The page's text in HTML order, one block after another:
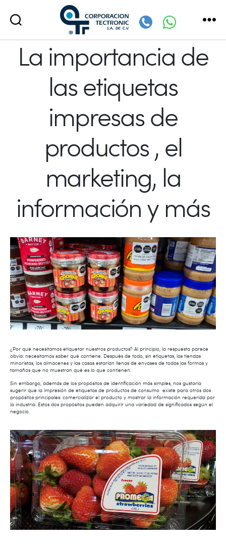
Tectronic
La importancia de
las etiquetas
impresas de
productos , el
marketing, la
información y más
¿Por qué necesitamos etiquetar nuestros productos? Al principio, la respuesta parece
obvia: necesitamos saber qué contiene. Después de todo, sin etiquetas, las tiendas
minoristas, los almacenes y las casas estarían llenas de envases de todas las formas y
tamaños que no muestran qué es lo que contienen.
Sin embargo, además de los propósitos de identificación más simples, nos gustaría
sugerir que la impresión de etiquetas de productos de consumo existe para otros dos
propósitos principales: comercializar el producto y mostrar la información requerida por
la industria. Estos dos propósitos pueden adquirir una variedad de significados según el
negocio.